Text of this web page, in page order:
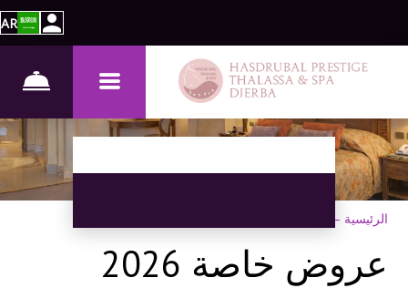
AR
الرئيسية –
عروض خاصة 2026